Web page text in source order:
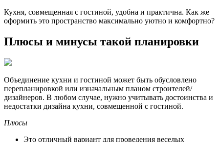
Кухня, совмещенная с гостиной, удобна и практична. Как же
оформить это пространство максимально уютно и комфортно?
Плюсы и минусы такой планировки
Объединение кухни и гостиной может быть обусловлено
перепланировкой или изначальным планом строителей/
дизайнеров. В любом случае, нужно учитывать достоинства и
недостатки дизайна кухни, совмещенной с гостиной.
Плюсы
Это отличный вариант для проведения веселых